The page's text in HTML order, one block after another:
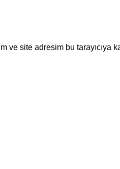
ve site adresim bu tarayıcıya